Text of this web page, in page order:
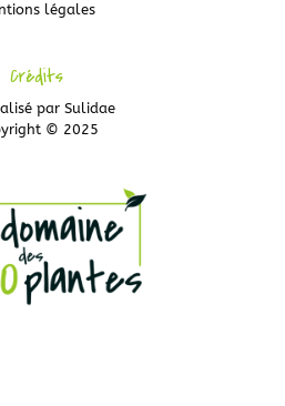
légales
Crédits
par Sulidae
© 2025